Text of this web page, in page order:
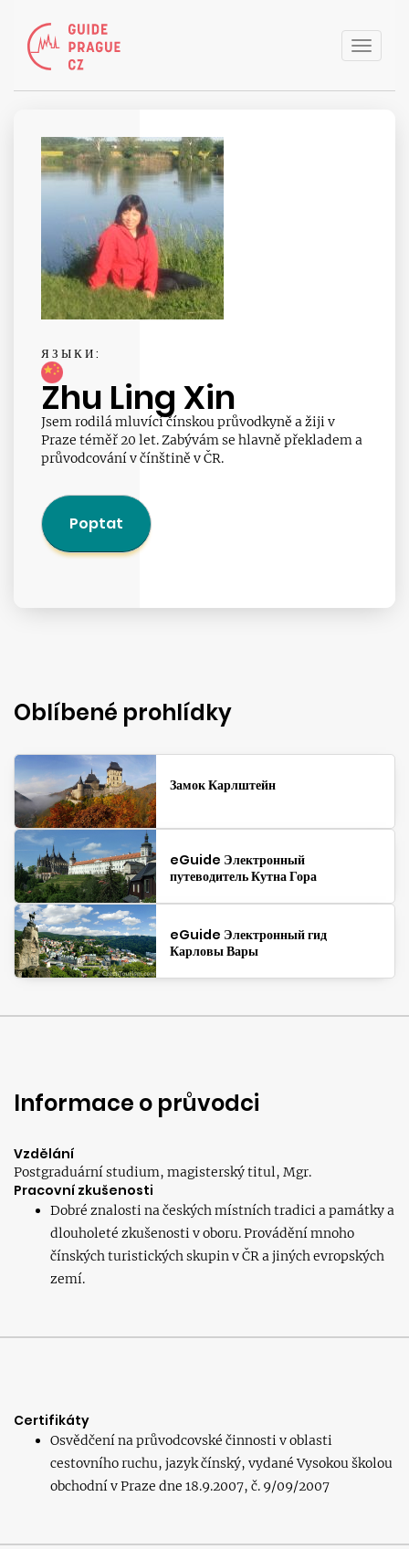
Toggle
ЯЗЫКИ:
Zhu Ling Xin
Jsem rodilá mluvící čínskou průvodkyně a žiji v
Praze téměř 20 let. Zabývám se hlavně překladem a
průvodcování v čínštině v ČR.
Poptat
Oblíbené prohlídky
Замок Карлштейн
eGuide Электронный
путеводитель Кутна Гора
eGuide Электронный гид
Карловы Вары
Informace o průvodci
Vzdělání
Postgraduární studium, magisterský titul, Mgr.
Pracovní zkušenosti
Dobré znalosti na českých místních tradici a památky a
dlouholeté zkušenosti v oboru. Provádění mnoho
čínských turistických skupin v ČR a jiných evropských
zemí.
Certifikáty
Osvědčení na průvodcovské činnosti v oblasti
cestovního ruchu, jazyk čínský, vydané Vysokou školou
obchodní v Praze dne 18.9.2007, č. 9/09/2007